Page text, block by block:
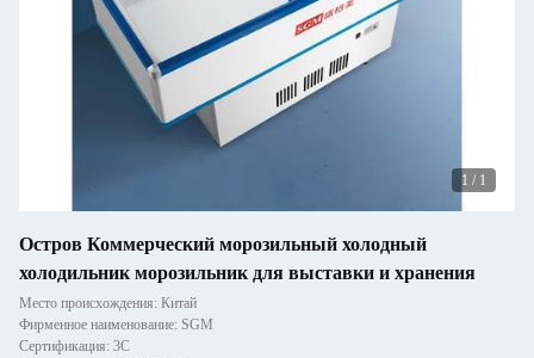
1 / 1
Остров Коммерческий морозильный холодный
холодильник морозильник для выставки и хранения
Место происхождения: Китай
Фирменное наименование: SGM
Сертификация: 3C